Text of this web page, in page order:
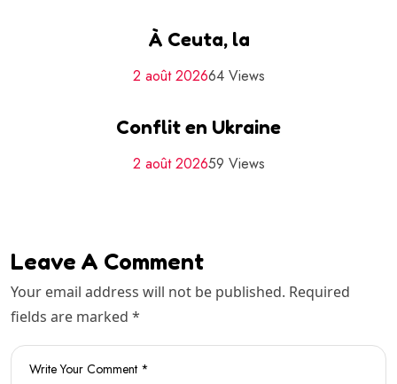
À Ceuta, la
2 août 202664 Views
Conflit en Ukraine
2 août 202659 Views
Leave A Comment
Your email address will not be published. Required
fields are marked *